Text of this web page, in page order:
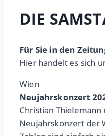
DIE
Für Sie in den
Hier handelt es sich
Wien
Neujahrskonzert
Christian
Neujahrskonzert der